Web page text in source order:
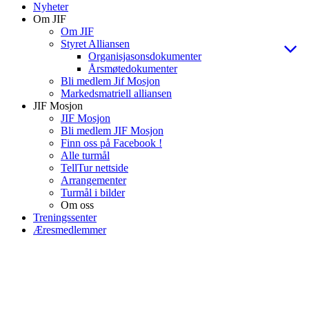
Nyheter
Om JIF
Om JIF
Styret Alliansen
Organisjasonsdokumenter
Årsmøtedokumenter
Bli medlem Jif Mosjon
Markedsmatriell alliansen
JIF Mosjon
JIF Mosjon
Bli medlem JIF Mosjon
Finn oss på Facebook !
Alle turmål
TellTur nettside
Arrangementer
Turmål i bilder
Om oss
Treningssenter
Æresmedlemmer